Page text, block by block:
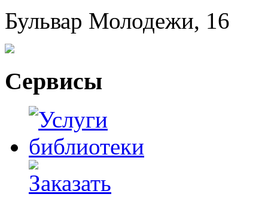
Бульвар Молодежи, 16
Сервисы